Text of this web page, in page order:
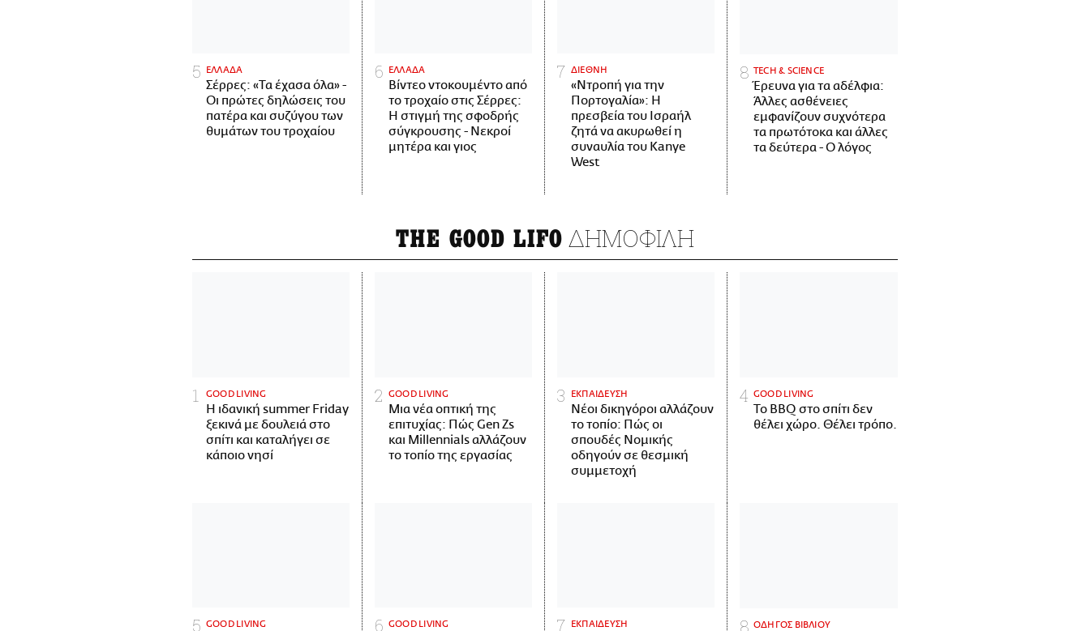
ΕΛΛΑΔΑ
Σέρρες: «Τα έχασα όλα» -
Οι πρώτες δηλώσεις του
πατέρα και συζύγου των
θυμάτων του τροχαίου
ΕΛΛΑΔΑ
Βίντεο ντοκουμέντο από
το τροχαίο στις Σέρρες:
Η στιγμή της σφοδρής
σύγκρουσης - Νεκροί
μητέρα και γιος
ΔΙΕΘΝΗ
«Ντροπή για την
Πορτογαλία»: Η
πρεσβεία του Ισραήλ
ζητά να ακυρωθεί η
συναυλία του Kanye
West
ΤECH & SCIENCE
Έρευνα για τα αδέλφια:
Άλλες ασθένειες
εμφανίζουν συχνότερα
τα πρωτότοκα και άλλες
τα δεύτερα - Ο λόγος
THE GOOD LIFO ΔΗΜΟΦΙΛΗ
GOOD LIVING
Η ιδανική summer Friday
ξεκινά με δουλειά στο
σπίτι και καταλήγει σε
κάποιο νησί
GOOD LIVING
Μια νέα οπτική της
επιτυχίας: Πώς Gen Zs
και Millennials αλλάζουν
το τοπίο της εργασίας
ΕΚΠΑΙΔΕΥΣΗ
Νέοι δικηγόροι αλλάζουν
το τοπίο: Πώς οι
σπουδές Νομικής
οδηγούν σε θεσμική
συμμετοχή
GOOD LIVING
Το BBQ στο σπίτι δεν
θέλει χώρο. Θέλει τρόπο.
GOOD LIVING GOOD LIVING ΕΚΠΑΙΔΕΥΣΗ ΟΔΗΓΟΣ ΒΙΒΛΙΟΥ